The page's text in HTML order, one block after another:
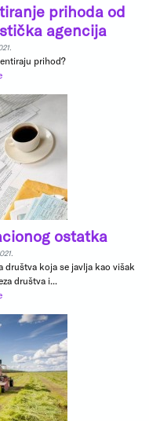
prihoda od
agencija
prihod?
ostatka
koja se javlja kao višak
društva i...